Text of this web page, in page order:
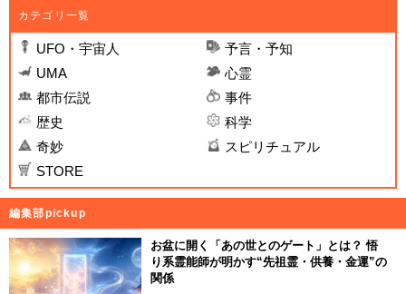
カテゴリ一覧
UFO・宇宙人
予言・予知
UMA
心霊
都市伝説
事件
歴史
科学
奇妙
スピリチュアル
STORE
編集部pickup
お盆に開く「あの世とのゲート」とは？ 悟
り系霊能師が明かす“先祖霊・供養・金運”の
関係